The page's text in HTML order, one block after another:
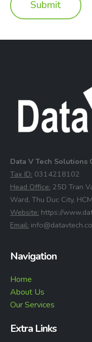
Data V Tech Solutions
⁠Tax ID: 0314218102
⁠Head Office: 25D Tran
Ward, Thu Duc City,
⁠Website: https://
⁠Email:
Navigation
Home
About Us
Our Services
Extra Links